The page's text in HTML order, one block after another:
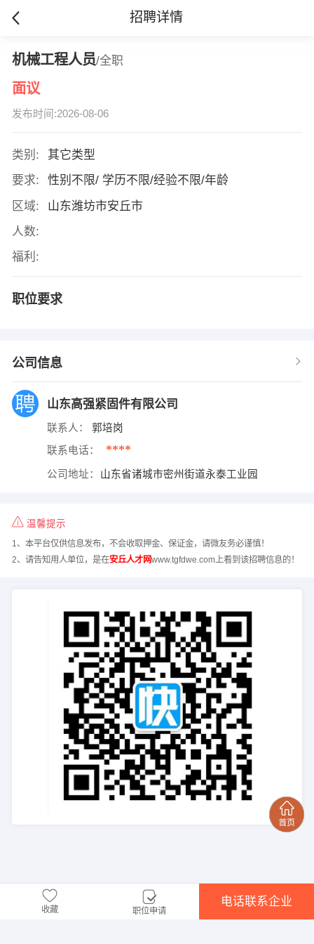
招聘详情
机械工程人员/全职
面议
发布时间:2026-08-06
类别:
其它类型
要求:
性别不限/ 学历不限/经验不限/年龄
区域:
山东潍坊市安丘市
人数:
福利:
职位要求
公司信息
山东高强紧固件有限公司
联系人： 郭培岗
联系电话： ****
公司地址： 山东省诸城市密州街道永泰工业园
温馨提示
1、本平台仅供信息发布，不会收取押金、保证金，请微友务必谨慎！
2、请告知用人单位，是在安丘人才网www.tgfdwe.com上看到该招聘信息的！
收藏 职位申请
电话联系企业